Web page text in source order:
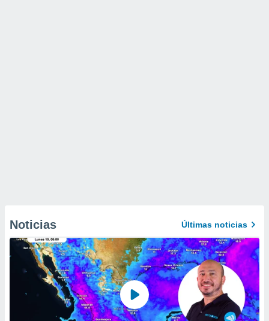
Noticias Últimas noticias